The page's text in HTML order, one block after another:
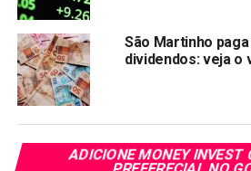
Bolsa Família, mais de 43 milhões
Ministério da Cidadania.
Individuais(MEI)
Ainda há tempo paraMEIsolicitar o
São Martinho
dividendos: veja o
ADICIONE MONEY INVEST